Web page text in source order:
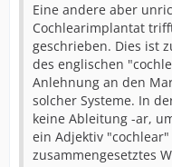
Eine andere aber
Cochlearimplantat
geschrieben. Dies ist
des englischen
Anlehnung an den
solcher Systeme. In
keine Ableitung -ar,
ein Adjektiv
zusammengesetztes